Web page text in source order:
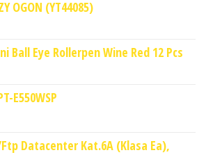
OGON (YT44085)
Ball Eye Rollerpen Wine Red 12 Pcs
E550WSP
Datacenter Kat.6A (Klasa Ea),